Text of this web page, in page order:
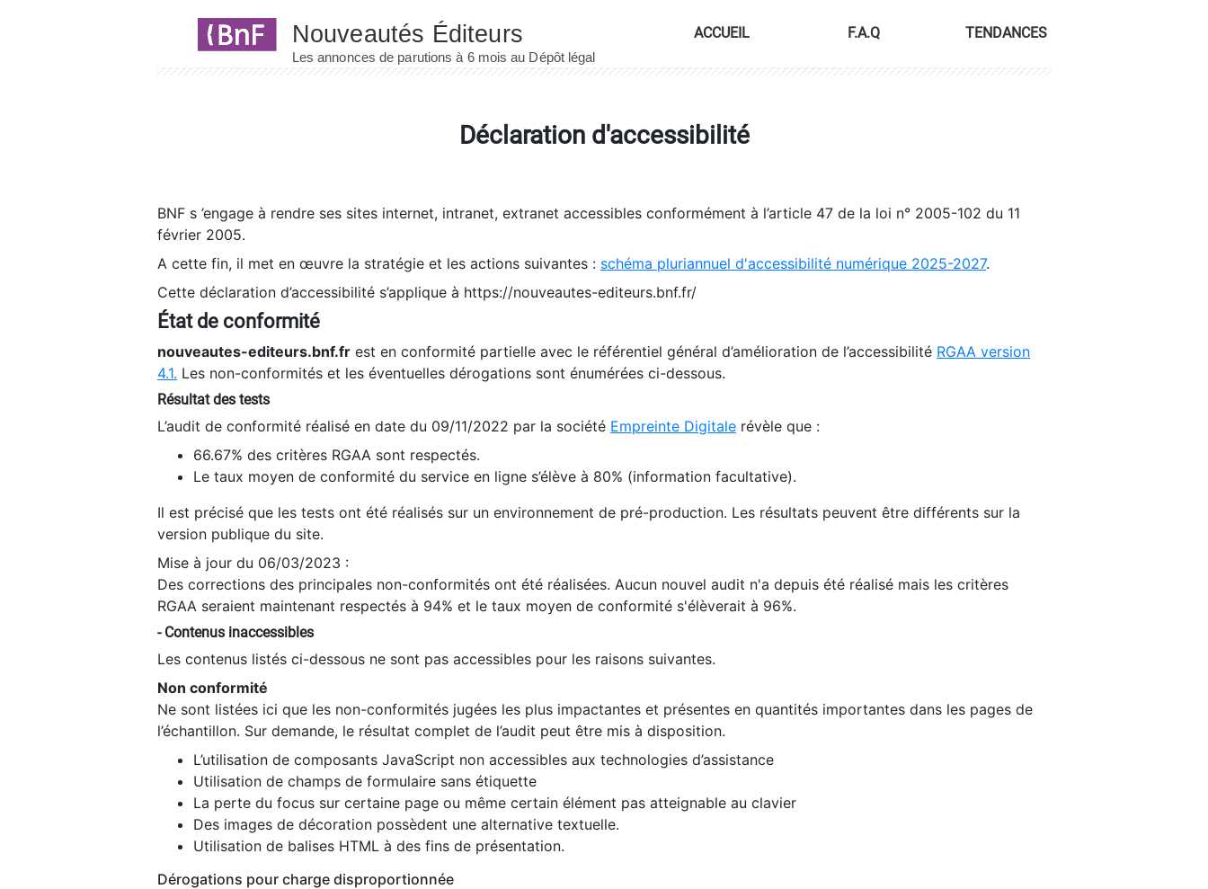
ACCUEIL F.A.Q TENDANCES
Déclaration d'accessibilité
BNF s ’engage à rendre ses sites internet, intranet, extranet accessibles conformément à l’article 47 de la loi n° 2005-102 du 11
février 2005.
A cette fin, il met en œuvre la stratégie et les actions suivantes : schéma pluriannuel d'accessibilité numérique 2025-2027.
Cette déclaration d’accessibilité s’applique à https://nouveautes-editeurs.bnf.fr/
État de conformité
nouveautes-editeurs.bnf.fr est en conformité partielle avec le référentiel général d’amélioration de l’accessibilité RGAA version
4.1. Les non-conformités et les éventuelles dérogations sont énumérées ci-dessous.
Résultat des tests
L’audit de conformité réalisé en date du 09/11/2022 par la société Empreinte Digitale révèle que :
66.67% des critères RGAA sont respectés.
Le taux moyen de conformité du service en ligne s’élève à 80% (information facultative).
Il est précisé que les tests ont été réalisés sur un environnement de pré-production. Les résultats peuvent être différents sur la
version publique du site.
Mise à jour du 06/03/2023 :
Des corrections des principales non-conformités ont été réalisées. Aucun nouvel audit n'a depuis été réalisé mais les critères
RGAA seraient maintenant respectés à 94% et le taux moyen de conformité s'élèverait à 96%.
- Contenus inaccessibles
Les contenus listés ci-dessous ne sont pas accessibles pour les raisons suivantes.
Non conformité
Ne sont listées ici que les non-conformités jugées les plus impactantes et présentes en quantités importantes dans les pages de
l’échantillon. Sur demande, le résultat complet de l’audit peut être mis à disposition.
L’utilisation de composants JavaScript non accessibles aux technologies d’assistance
Utilisation de champs de formulaire sans étiquette
La perte du focus sur certaine page ou même certain élément pas atteignable au clavier
Des images de décoration possèdent une alternative textuelle.
Utilisation de balises HTML à des fins de présentation.
Dérogations pour charge disproportionnée